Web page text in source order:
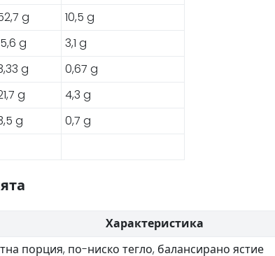
g
10,5 g
g
3,1 g
g
0,67 g
g
4,3 g
g
0,7 g
Характеристика
порция, по-ниско тегло, балансирано ястие